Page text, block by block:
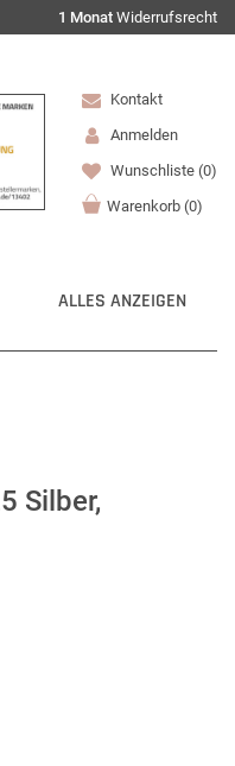
1 Monat Widerrufsrecht
Kontakt
Anmelden
Wunschliste (0)
Warenkorb (0)
ALLES ANZEIGEN
Silber,